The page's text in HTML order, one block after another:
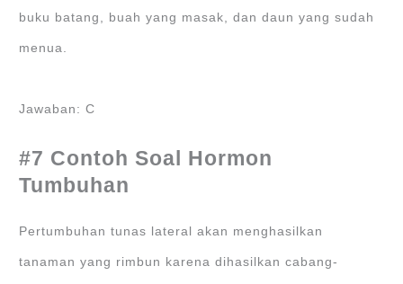
buku batang, buah yang masak, dan daun yang sudah
menua.
Jawaban: C
#7 Contoh Soal Hormon
Tumbuhan
Pertumbuhan tunas lateral akan menghasilkan
tanaman yang rimbun karena dihasilkan cabang-